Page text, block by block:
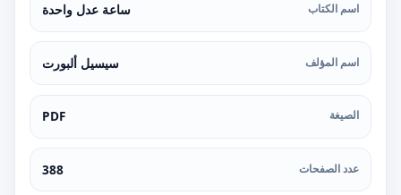
اسم الكتاب ساعة عدل واحدة
اسم المؤلف سيسيل ألبورت
الصيغة PDF
عدد الصفحات 388